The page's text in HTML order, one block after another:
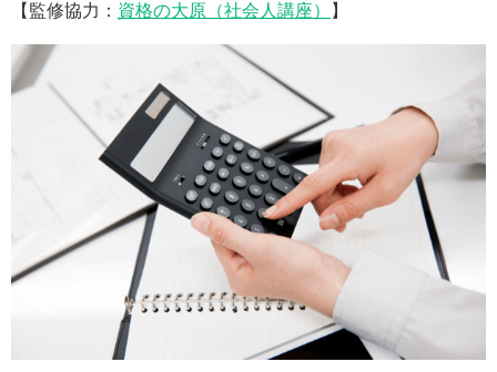
【監修協力： 資格の大原（社会人講座） 】